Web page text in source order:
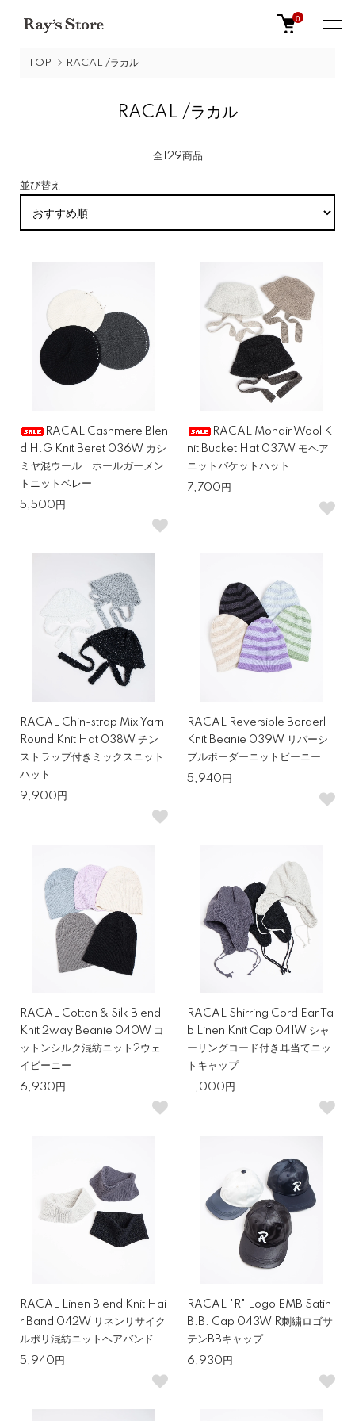
0
TOP RACAL /ラカル
RACAL /ラカル
全129商品
並び替え
RACAL Cashmere Blen
d H.G Knit Beret 036W カシ
ミヤ混ウール ホールガーメン
トニットベレー
5,500円
RACAL Mohair Wool K
nit Bucket Hat 037W モヘア
ニットバケットハット
7,700円
RACAL Chin-strap Mix Yarn
Round Knit Hat 038W チン
ストラップ付きミックスニット
ハット
9,900円
RACAL Reversible Borderl
Knit Beanie 039W リバーシ
ブルボーダーニットビーニー
5,940円
RACAL Cotton & Silk Blend
Knit 2way Beanie 040W コ
ットンシルク混紡ニット2ウェ
イビーニー
6,930円
RACAL Shirring Cord Ear Ta
b Linen Knit Cap 041W シャ
ーリングコード付き耳当てニッ
トキャップ
11,000円
RACAL Linen Blend Knit Hai
r Band 042W リネンリサイク
ルポリ混紡ニットヘアバンド
5,940円
RACAL "R" Logo EMB Satin
B.B. Cap 043W R刺繍ロゴサ
テンBBキャップ
6,930円